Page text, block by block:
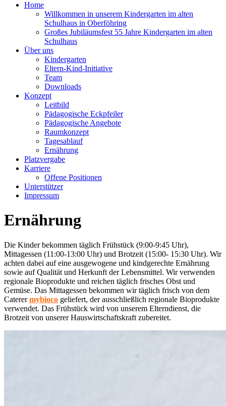
Home
Willkommen in unserem Kindergarten im alten
Schulhaus in Oberföhring
Großes Jubiläumsfest 55 Jahre Kindergarten im alten
Schulhaus
Über uns
Kindergarten
Eltern-Kind-Initiative
Team
Downloads
Konzept
Leitbild
Pädagogische Eckpfeiler
Pädagogische Angebote
Raumkonzept
Tagesablauf
Ernährung
Platzvergabe
Karriere
Offene Positionen
Unterstützer
Impressum
Ernährung
Die Kinder bekommen täglich Frühstück (9:00-9:45 Uhr),
Mittagessen (11:00-13:00 Uhr) und Brotzeit (15:00- 15:30 Uhr). Wir
achten dabei auf eine ausgewogene und kindgerechte Ernährung
sowie auf Qualität und Herkunft der Lebensmittel. Wir verwenden
regionale Bioprodukte und reichen täglich frisches Obst und
Gemüse. Das Mittagessen bekommen wir täglich frisch von dem
Caterermybioco geliefert, der ausschließlich regionale Bioprodukte
verwendet. Das Frühstück wird von unserem Elterndienst, die
Brotzeit von unserer Hauswirtschaftskraft zubereitet.